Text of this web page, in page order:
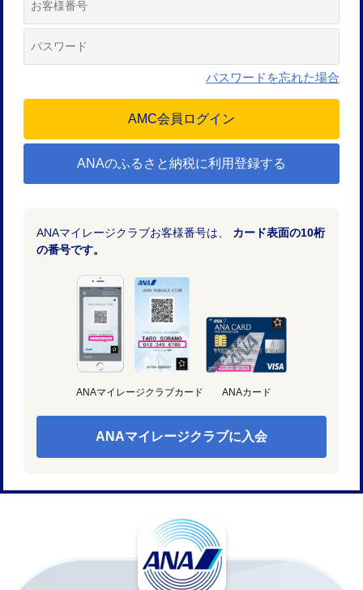
パスワードを忘れた場合
ANAのふるさと納税に利用登録する
ANAマイレージクラブお客様番号は、 カード表面の10桁
の番号です。
ANAマイレージクラブカード ANAカード
ANAマイレージクラブに入会